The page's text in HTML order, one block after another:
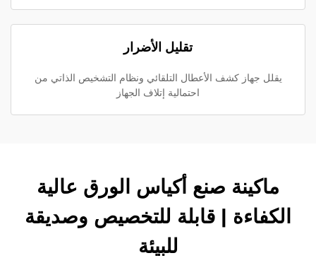
تقليل الأضرار
يقلل جهاز كشف الأعطال التلقائي ونظام التشخيص الذاتي من
احتمالية إتلاف الجهاز
ماكينة صنع أكياس الورق عالية
الكفاءة | قابلة للتخصيص وصديقة
للبيئة